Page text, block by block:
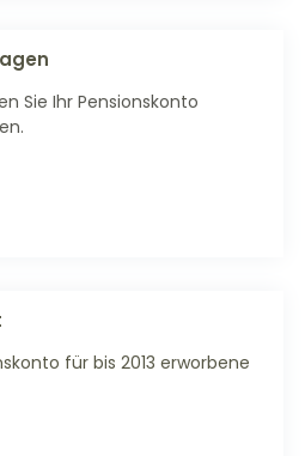
Sie Ihr Pensionskonto
für bis 2013 erworbene